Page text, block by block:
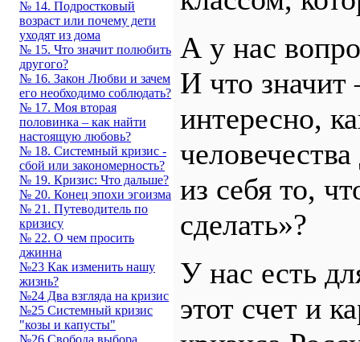
№ 14. Подростковый
возраст или почему дети
уходят из дома
№ 15. Что значит полюбить
другого?
№ 16. Закон Любви и зачем
его необходимо соблюдать?
№ 17. Моя вторая
половинка – как найти
настоящую любовь?
№ 18. Системный кризис -
сбой или закономерность?
№ 19. Кризис: Что дальше?
№ 20. Конец эпохи эгоизма
№ 21. Путеводитель по
кризису
№ 22. О чем просить
джинна
№23 Как изменить нашу
жизнь?
№24 Два взгляда на кризис
№25 Системный кризис
"козы и капусты"
№26 Свобода выбора
А у нас
И что значит
интересно,
из себя то,
сделать»?
У нас есть
этот счет и